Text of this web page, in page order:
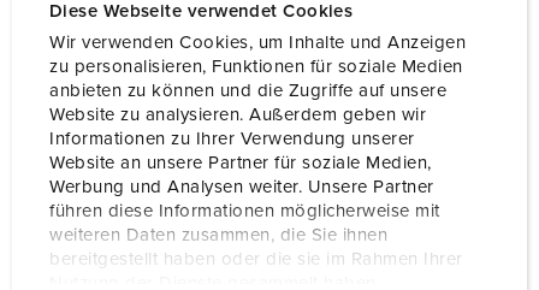
Diese Webseite verwendet Cookies
Wir verwenden Cookies, um Inhalte und Anzeigen
zu personalisieren, Funktionen für soziale Medien
anbieten zu können und die Zugriffe auf unsere
Website zu analysieren. Außerdem geben wir
Informationen zu Ihrer Verwendung unserer
Website an unsere Partner für soziale Medien,
Werbung und Analysen weiter. Unsere Partner
führen diese Informationen möglicherweise mit
weiteren Daten zusammen, die Sie ihnen
bereitgestellt haben oder die sie im Rahmen Ihrer
Poles 2 p+PE
Voltage 230 V
Connection technology Screw terminals
Contact standard
Protection type IP68